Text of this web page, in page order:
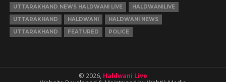
UTTARAKHAND NEWS HALDWANI LIVE
HALDWANILIVE
UTTARAKHAND
HALDWANI
HALDWANI NEWS
UTTARAKHAND
FEATURED POLICE
© 2026, Haldwani Live